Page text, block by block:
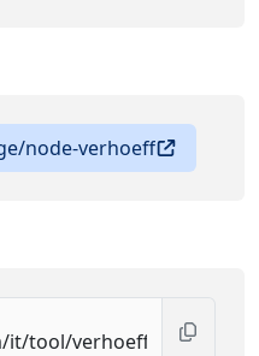
node-verhoeff